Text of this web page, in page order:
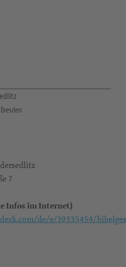
7
Infos im Internet)
de/e/39335454/